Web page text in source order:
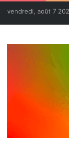
vendredi, août 7